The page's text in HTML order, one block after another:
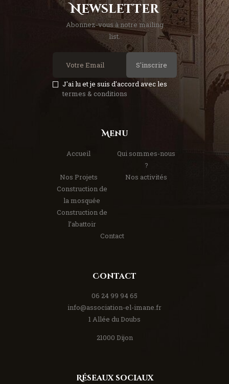
Newsletter
Abonnez-vous à notre mailing
list.
S'inscrire
J'ai lu et je suis d'accord avec les
termes & conditions
Menu
Accueil
Qui sommes-nous
?
Nos Projets
Construction de
la mosquée
Construction de
l’abattoir
Nos activités
Contact
Contact
06 24 99 94 65
info@association-el-imane.fr
1 Allée du Doubs
21000 Dijon
Réseaux sociaux